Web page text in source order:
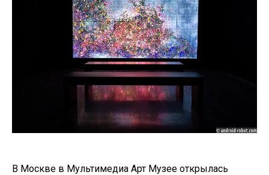
В Москве в Мультимедиа Арт Музее открылась